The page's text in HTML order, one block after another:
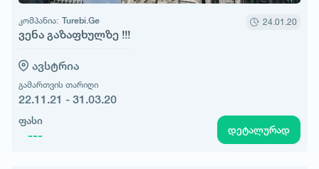
კომპანია: Turebi.Ge
ვენა გაზაფხულზე !!!
24.01.20
ავსტრია
გამართვის თარიღი
22.11.21 - 31.03.20
ფასი
--- დეტალურად